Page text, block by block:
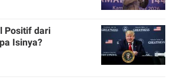
Positif dari
Isinya?